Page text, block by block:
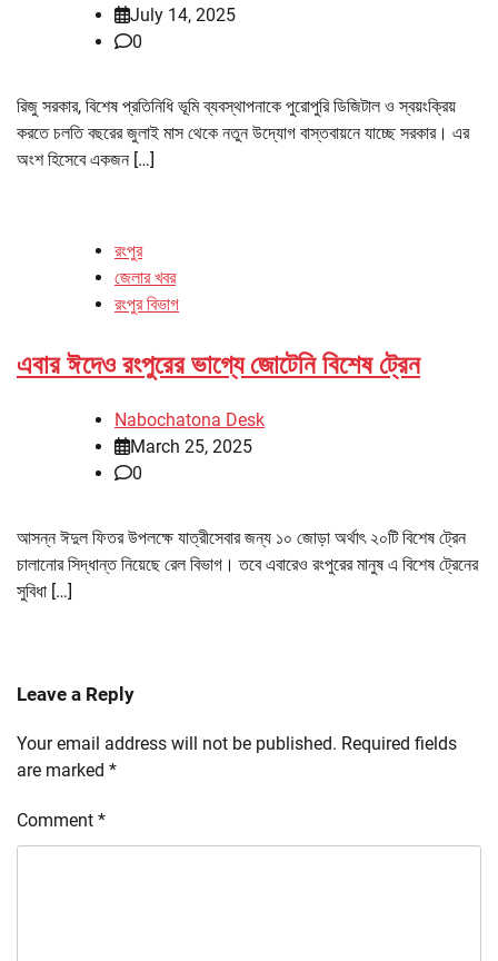
July 14, 2025
0
রিজু সরকার, বিশেষ প্রতিনিধি ভূমি ব্যবস্থাপনাকে পুরোপুরি ডিজিটাল ও স্বয়ংক্রিয়
করতে চলতি বছরের জুলাই মাস থেকে নতুন উদ্যোগ বাস্তবায়নে যাচ্ছে সরকার। এর
অংশ হিসেবে একজন […]
রংপুর
জেলার খবর
রংপুর বিভাগ
এবার ঈদেও রংপুরের ভাগ্যে জোটেনি বিশেষ ট্রেন
Nabochatona Desk
March 25, 2025
0
আসন্ন ঈদুল ফিতর উপলক্ষে যাত্রীসেবার জন্য ১০ জোড়া অর্থাৎ ২০টি বিশেষ ট্রেন
চালানোর সিদ্ধান্ত নিয়েছে রেল বিভাগ। তবে এবারেও রংপুরের মানুষ এ বিশেষ ট্রেনের
সুবিধা […]
Leave a Reply
Your email address will not be published. Required fields
are marked *
Comment *